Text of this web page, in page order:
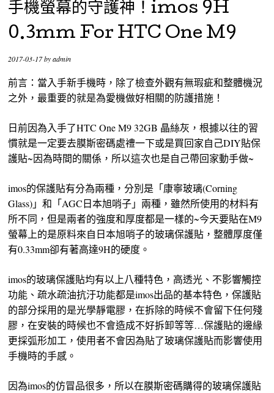
手機螢幕的守護神！imos 9H
0.3mm For HTC One M9
2017-03-17byadmin
前言：當入手新手機時，除了檢查外觀有無瑕疵和整體機況
之外，最重要的就是為愛機做好相關的防護措施！
日前因為入手了HTC One M9 32GB 晶絲灰，根據以往的習
慣就是一定要去膜斯密碼處禮一下或是買回家自己DIY貼保
護貼~因為時間的關係，所以這次也是自己帶回家動手做~
imos的保護貼有分為兩種，分別是「康寧玻璃(Corning
Glass)」和「AGC日本旭哨子」兩種，雖然所使用的材料有
所不同，但是兩者的強度和厚度都是一樣的~今天要貼在M9
螢幕上的是原料來自日本旭哨子的玻璃保護貼，整體厚度僅
有0.33mm卻有著高達9H的硬度。
imos的玻璃保護貼均有以上八種特色，高透光、不影響觸控
功能、疏水疏油抗汙功能都是imos出品的基本特色，保護貼
的部分採用的是光學靜電膠，在拆除的時候不會留下任何殘
膠，在安裝的時候也不會造成不好拆卸等等…保護貼的邊緣
更採弧形加工，使用者不會因為貼了玻璃保護貼而影響使用
手機時的手感。
因為imos的仿冒品很多，所以在膜斯密碼購得的玻璃保護貼